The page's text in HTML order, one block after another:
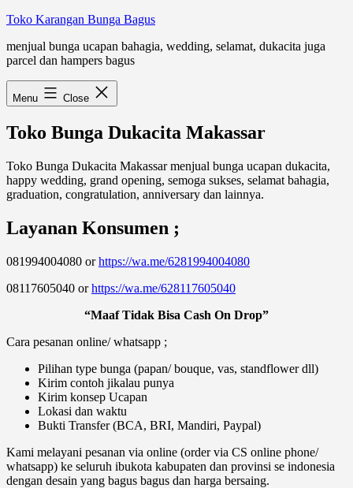
Skip
content
Toko Karangan Bunga Bagus
menjual bunga ucapan bahagia, wedding, selamat, dukacita juga
parcel dan hampers bagus
Menu Close
Toko Bunga Dukacita Makassar
Toko Bunga Dukacita Makassar menjual bunga ucapan dukacita,
happy wedding, grand opening, semoga sukses, selamat bahagia,
graduation, congratulation, anniversary dan lainnya.
Layanan Konsumen ;
081994004080 orhttps://wa.me/6281994004080
08117605040 orhttps://wa.me/628117605040
“Maaf Tidak Bisa Cash On Drop”
Cara pesanan online/ whatsapp ;
Pilihan type bunga (papan/ bouque, vas, standflower dll)
Kirim contoh jikalau punya
Kirim konsep Ucapan
Lokasi dan waktu
Bukti Transfer (BCA, BRI, Mandiri, Paypal)
Kami melayani pesanan via online (order via CS online phone/
whatsapp) ke seluruh ibukota kabupaten dan provinsi se indonesia
dengan desain yang bagus bagus dan harga bersaing.